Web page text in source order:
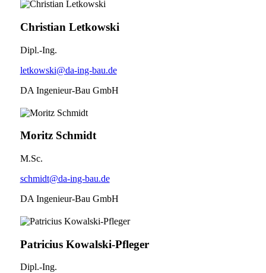
Christian Letkowski
Dipl.-Ing.
letkowski@da-ing-bau.de
DA Ingenieur-Bau GmbH
Moritz Schmidt
M.Sc.
schmidt@da-ing-bau.de
DA Ingenieur-Bau GmbH
Patricius Kowalski-Pfleger
Dipl.-Ing.